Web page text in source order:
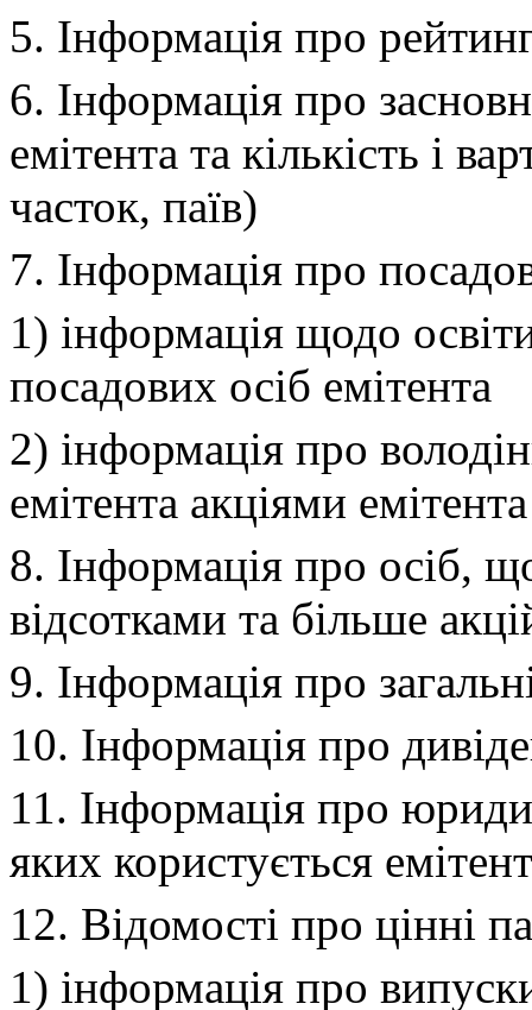
5. Інформація про
6. Інформація про
емітента та кількість і
часток, паїв)
7. Інформація про
1) інформація щодо
посадових осіб емітента
2) інформація про
емітента акціями емітента
8. Інформація про осіб,
відсотками та більше
9. Інформація про
10. Інформація про
11. Інформація про
яких користується емітент
12. Відомості про цінні
1) інформація про